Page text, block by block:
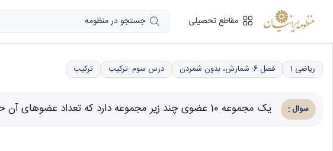
مقاطع تحصیلی جستجو در منظومه
ریاضی 1 فصل 6: شمارش، بدون شمردن درس سوم :ترکیب ترکیب
سوال : یک مجموعه 10 عضوی چند زیر مجموعه دارد که تعداد عضوهای آن حداقل ۴ عضو باشد؟